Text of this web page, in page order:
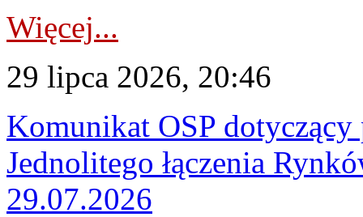
Więcej...
29 lipca 2026, 20:46
Komunikat OSP
Jednolitego łączenia
29.07.2026